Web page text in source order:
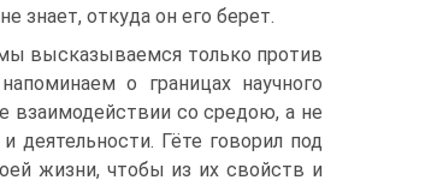
знает, откуда он его берет.
высказываемся только против
о границах научного
взаимодействии со средою, а не
деятельности. Гёте говорил под
жизни, чтобы из их свойств и